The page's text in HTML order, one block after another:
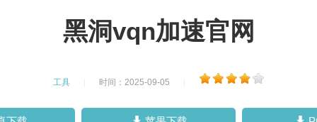
黑洞vqn加速官网
工具 时间：2025-09-05